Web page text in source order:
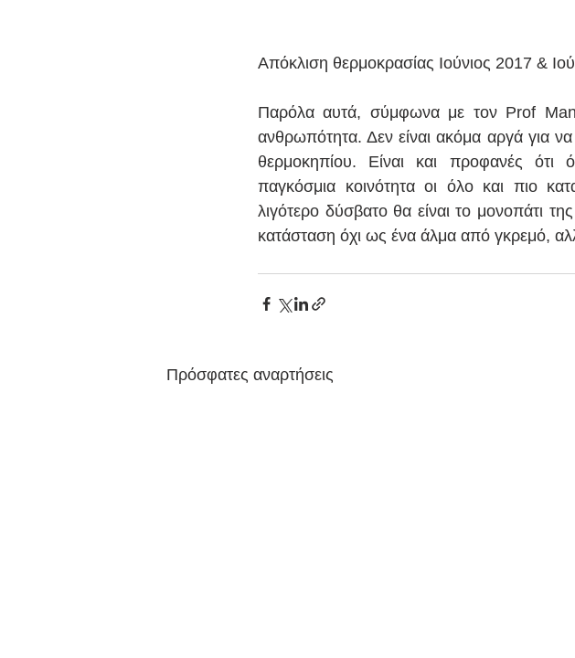
Απόκλιση θερμοκρασίας Ιούνιος 2017 &
Παρόλα αυτά, σύμφωνα με τον Prof
ανθρωπότητα. Δεν είναι ακόμα αργά για
θερμοκηπίου. Είναι και προφανές
παγκόσμια κοινότητα οι όλο και πιο
λιγότερο δύσβατο θα είναι το μονοπάτι
κατάσταση όχι ως ένα άλμα από γκρεμό,
Πρόσφατες αναρτήσεις